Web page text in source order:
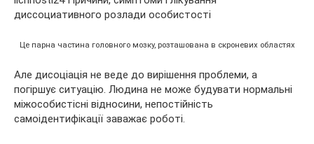
Це парна частина головного мозку, розташована в скроневих областях
Але дисоціація не веде до вирішення проблеми, а
погіршує ситуацію. Людина не може будувати нормальні
міжособистісні відносини, непостійність
самоідентифікації заважає роботі.